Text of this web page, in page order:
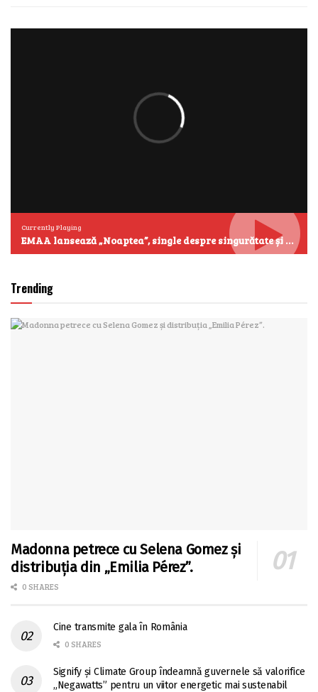
Currently Playing
EMAA lansează „Noaptea”, single despre singurătate și emoțiile care se aud cel mai clar după miezul nopții
Trending
Madonna petrece cu Selena Gomez și
distribuția din „Emilia Pérez”.
0 SHARES
Cine transmite gala în România
0 SHARES
Signify și Climate Group îndeamnă guvernele să valorifice
„Negawatts” pentru un viitor energetic mai sustenabil